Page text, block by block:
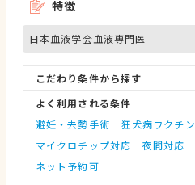
特徴
日本血液学会血液専門医
こだわり条件から探す
よく利用される条件
避妊・去勢手術
狂犬病ワクチン
マイクロチップ対応
夜間対応
ネット予約可